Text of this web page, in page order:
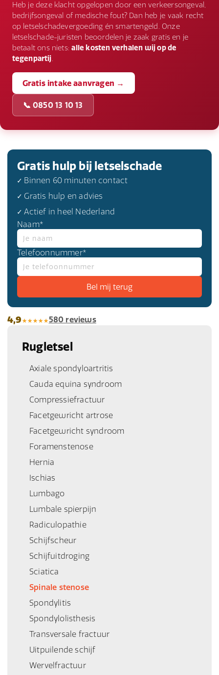
letselschadeadvocaat.
Heb je deze klacht opgelopen door een verkeersongeval,
bedrijfsongeval of medische fout? Dan heb je vaak recht
op letselschadevergoeding én smartengeld. Onze
letselschade-juristen beoordelen je zaak gratis en je
betaalt ons niets:alle kosten verhalen wij op de
tegenpartij
Gratis intake aanvragen →
📞 0850 13 10 13
Gratis hulp bij letselschade
✓ Binnen 60 minuten contact
✓ Gratis hulp en advies
✓ Actief in heel Nederland
Naam*
Telefoonnummer*
4,9 580 reviews
Rugletsel
Axiale spondyloartritis
Cauda equina syndroom
Compressiefractuur
Facetgewricht artrose
Facetgewricht syndroom
Foramenstenose
Hernia
Ischias
Lumbago
Lumbale spierpijn
Radiculopathie
Schijfscheur
Schijfuitdroging
Sciatica
Spinale stenose
Spondylitis
Spondylolisthesis
Transversale fractuur
Uitpuilende schijf
Wervelfractuur